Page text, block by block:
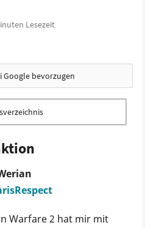
Lesezeit
Google bevorzugen
Warfare 2 hat mir mit